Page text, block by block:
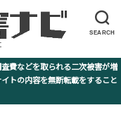
SEARCH
費などを取られる二次被害が増
内容を無断転載をすること